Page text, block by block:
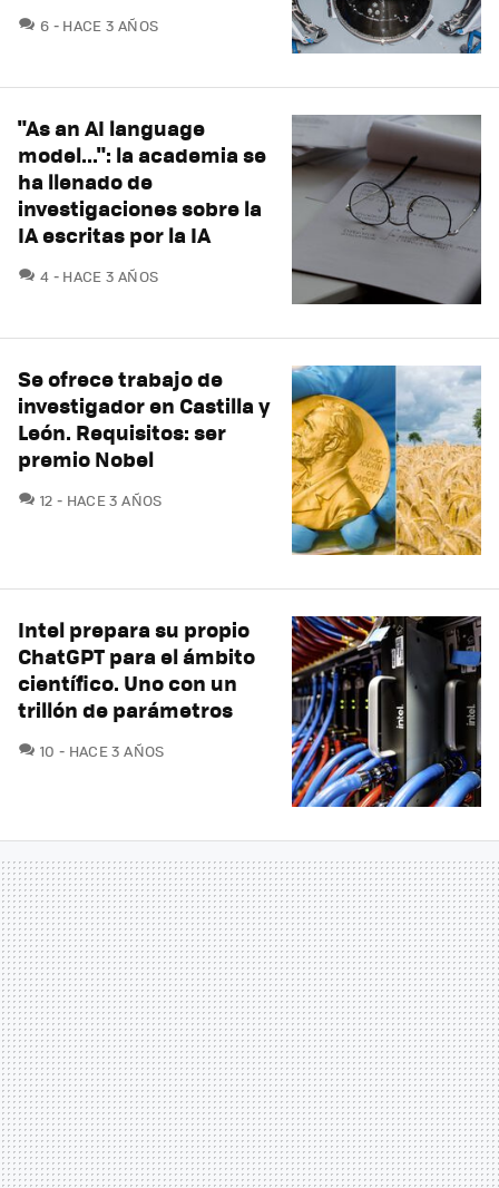
6 COMENTARIOS
HACE 3 AÑOS
"As an AI language
model...": la academia se
ha llenado de
investigaciones sobre la
IA escritas por la IA
4 COMENTARIOS
HACE 3 AÑOS
Se ofrece trabajo de
investigador en Castilla y
León. Requisitos: ser
premio Nobel
12 COMENTARIOS
HACE 3 AÑOS
Intel prepara su propio
ChatGPT para el ámbito
científico. Uno con un
trillón de parámetros
10 COMENTARIOS
HACE 3 AÑOS